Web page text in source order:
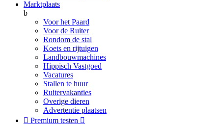
Marktplaats
b
Voor het Paard
Voor de Ruiter
Rondom de stal
Koets en rijtuigen
Landbouwmachines
Hippisch Vastgoed
Vacatures
Stallen te huur
Ruitervakanties
Overige dieren
Advertentie plaatsen
 Premium testen 